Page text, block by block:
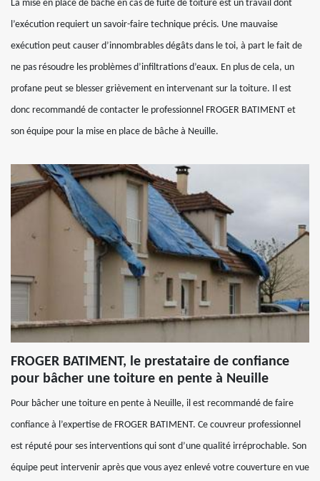
La mise en place de bâche en cas de fuite de toiture est un travail dont
l’exécution requiert un savoir-faire technique précis. Une mauvaise
exécution peut causer d’innombrables dégâts dans le toi, à part le fait de
ne pas résoudre les problèmes d’infiltrations d’eaux. En plus de cela, un
profane peut se blesser grièvement en intervenant sur la toiture. Il est
donc recommandé de contacter le professionnel FROGER BATIMENT et
son équipe pour la mise en place de bâche à Neuille.
FROGER BATIMENT, le prestataire de confiance
pour bâcher une toiture en pente à Neuille
Pour bâcher une toiture en pente à Neuille, il est recommandé de faire
confiance à l’expertise de FROGER BATIMENT. Ce couvreur professionnel
est réputé pour ses interventions qui sont d’une qualité irréprochable. Son
équipe peut intervenir après que vous ayez enlevé votre couverture en vue